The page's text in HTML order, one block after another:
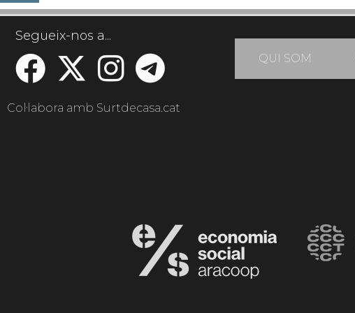
Segueix-nos a...
QUI SOM
Col·labora amb Surtdecasa.cat